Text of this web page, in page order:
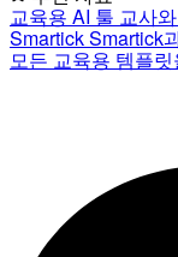
교육용 AI 툴 교사
SmartickSmartick
모든 교육용 템플